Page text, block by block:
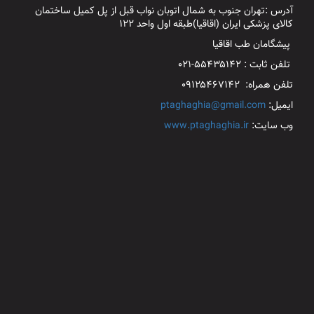
آدرس :تهران جنوب به شمال اتوبان نواب قبل از پل کمیل ساختمان
کالای پزشکی ایران (اقاقیا)طبقه اول واحد ۱۲۲
پیشگامان طب اقاقیا
تلفن ثابت : ۵۵۴۳۵۱۴۲-۰۲۱
تلفن همراه: ۰۹۱۲۵۴۶۷۱۴۲
ایمیل: ptaghaghia@gmail.com
وب سایت: www.ptaghaghia.ir